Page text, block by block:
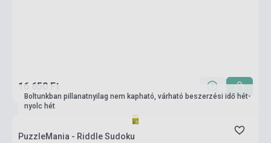
16 650 Ft
Boltunkban pillanatnyilag nem kapható, várható beszerzési idő hét-
nyolc hét
PuzzleMania - Riddle Sudoku